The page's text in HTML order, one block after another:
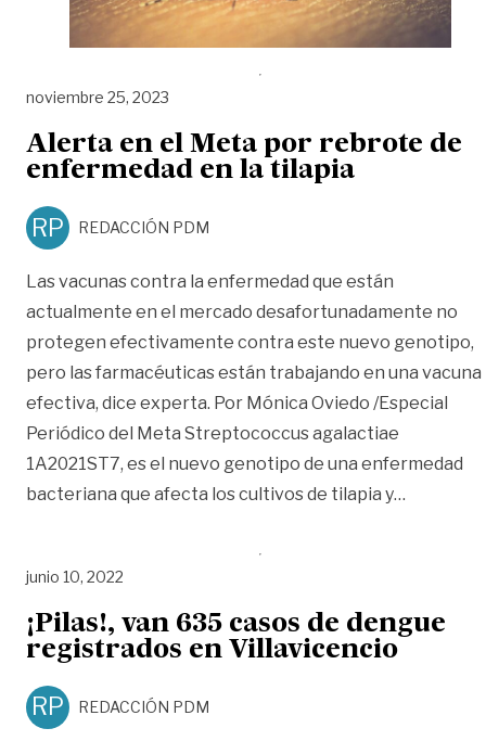
noviembre 25, 2023
Alerta en el Meta por rebrote de
enfermedad en la tilapia
RP REDACCIÓN PDM
Las vacunas contra la enfermedad que están
actualmente en el mercado desafortunadamente no
protegen efectivamente contra este nuevo genotipo,
pero las farmacéuticas están trabajando en una vacuna
efectiva, dice experta. Por Mónica Oviedo /Especial
Periódico del Meta Streptococcus agalactiae
1A2021ST7, es el nuevo genotipo de una enfermedad
bacteriana que afecta los cultivos de tilapia y…
junio 10, 2022
¡Pilas!, van 635 casos de dengue
registrados en Villavicencio
RP REDACCIÓN PDM